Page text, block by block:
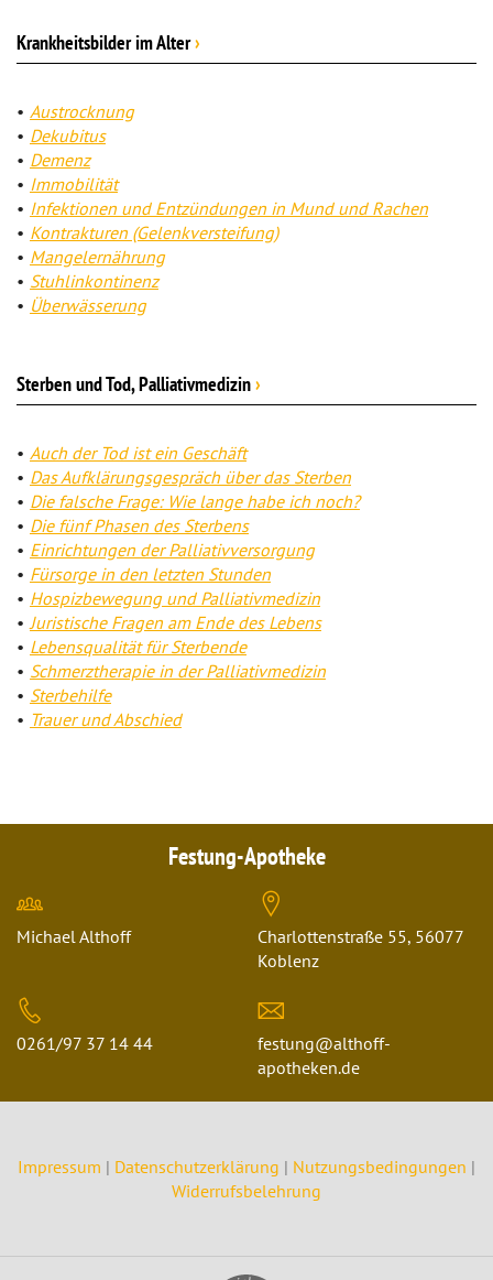
Krankheitsbilder im Alter›
Austrocknung
Dekubitus
Demenz
Immobilität
Infektionen und Entzündungen in Mund und Rachen
Kontrakturen (Gelenkversteifung)
Mangelernährung
Stuhlinkontinenz
Überwässerung
Sterben und Tod, Palliativmedizin›
Auch der Tod ist ein Geschäft
Das Aufklärungsgespräch über das Sterben
Die falsche Frage: Wie lange habe ich noch?
Die fünf Phasen des Sterbens
Einrichtungen der Palliativversorgung
Fürsorge in den letzten Stunden
Hospizbewegung und Palliativmedizin
Juristische Fragen am Ende des Lebens
Lebensqualität für Sterbende
Schmerztherapie in der Palliativmedizin
Sterbehilfe
Trauer und Abschied
Festung-Apotheke
Michael Althoff
Charlottenstraße 55, 56077
Koblenz
0261/97 37 14 44
festung@althoff-
apotheken.de
Impressum | Datenschutzerklärung | Nutzungsbedingungen |
Widerrufsbelehrung